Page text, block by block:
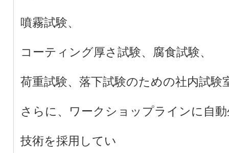
噴霧試験、
コーティング厚さ試験、腐食試験、
荷重試験、落下試験のための社内試験
さらに、ワークショップラインに自
技術を採用してい